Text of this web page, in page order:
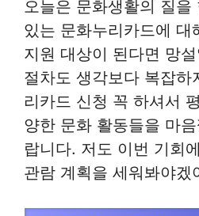
오늘은 문화생활의 질을
있는 문화누리카드에 대
지원 대상이 된다면 망
절차도 생각보다 복잡하
리카드 신청 꼭 하셔서
양한 문화 활동들을 마
랍니다. 저도 이번 기회
관람 계획을 세워봐야겠